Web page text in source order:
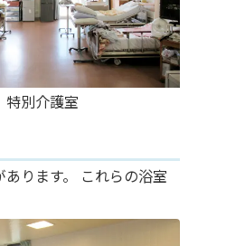
特別介護室
ります。 これらの浴室